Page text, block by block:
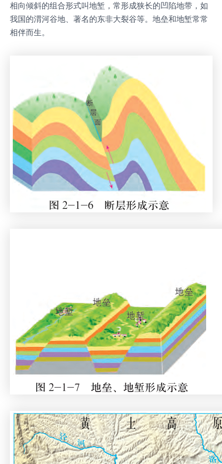
相向倾斜的组合形式叫地堑，常形成狭长的凹陷地带，如
我国的渭河谷地、著名的东非大裂谷等。地垒和地堑常常
相伴而生。